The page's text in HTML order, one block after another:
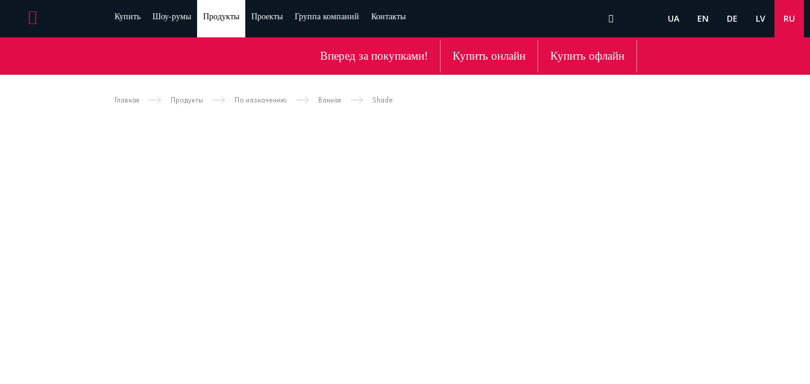
Купить Шоу-румы Продукты Проекты Группа компаний Контакты UA EN DE LV RU
Вперед за покупками! Купить онлайн Купить офлайн
Главная Продукты По назначению Ванная Shade